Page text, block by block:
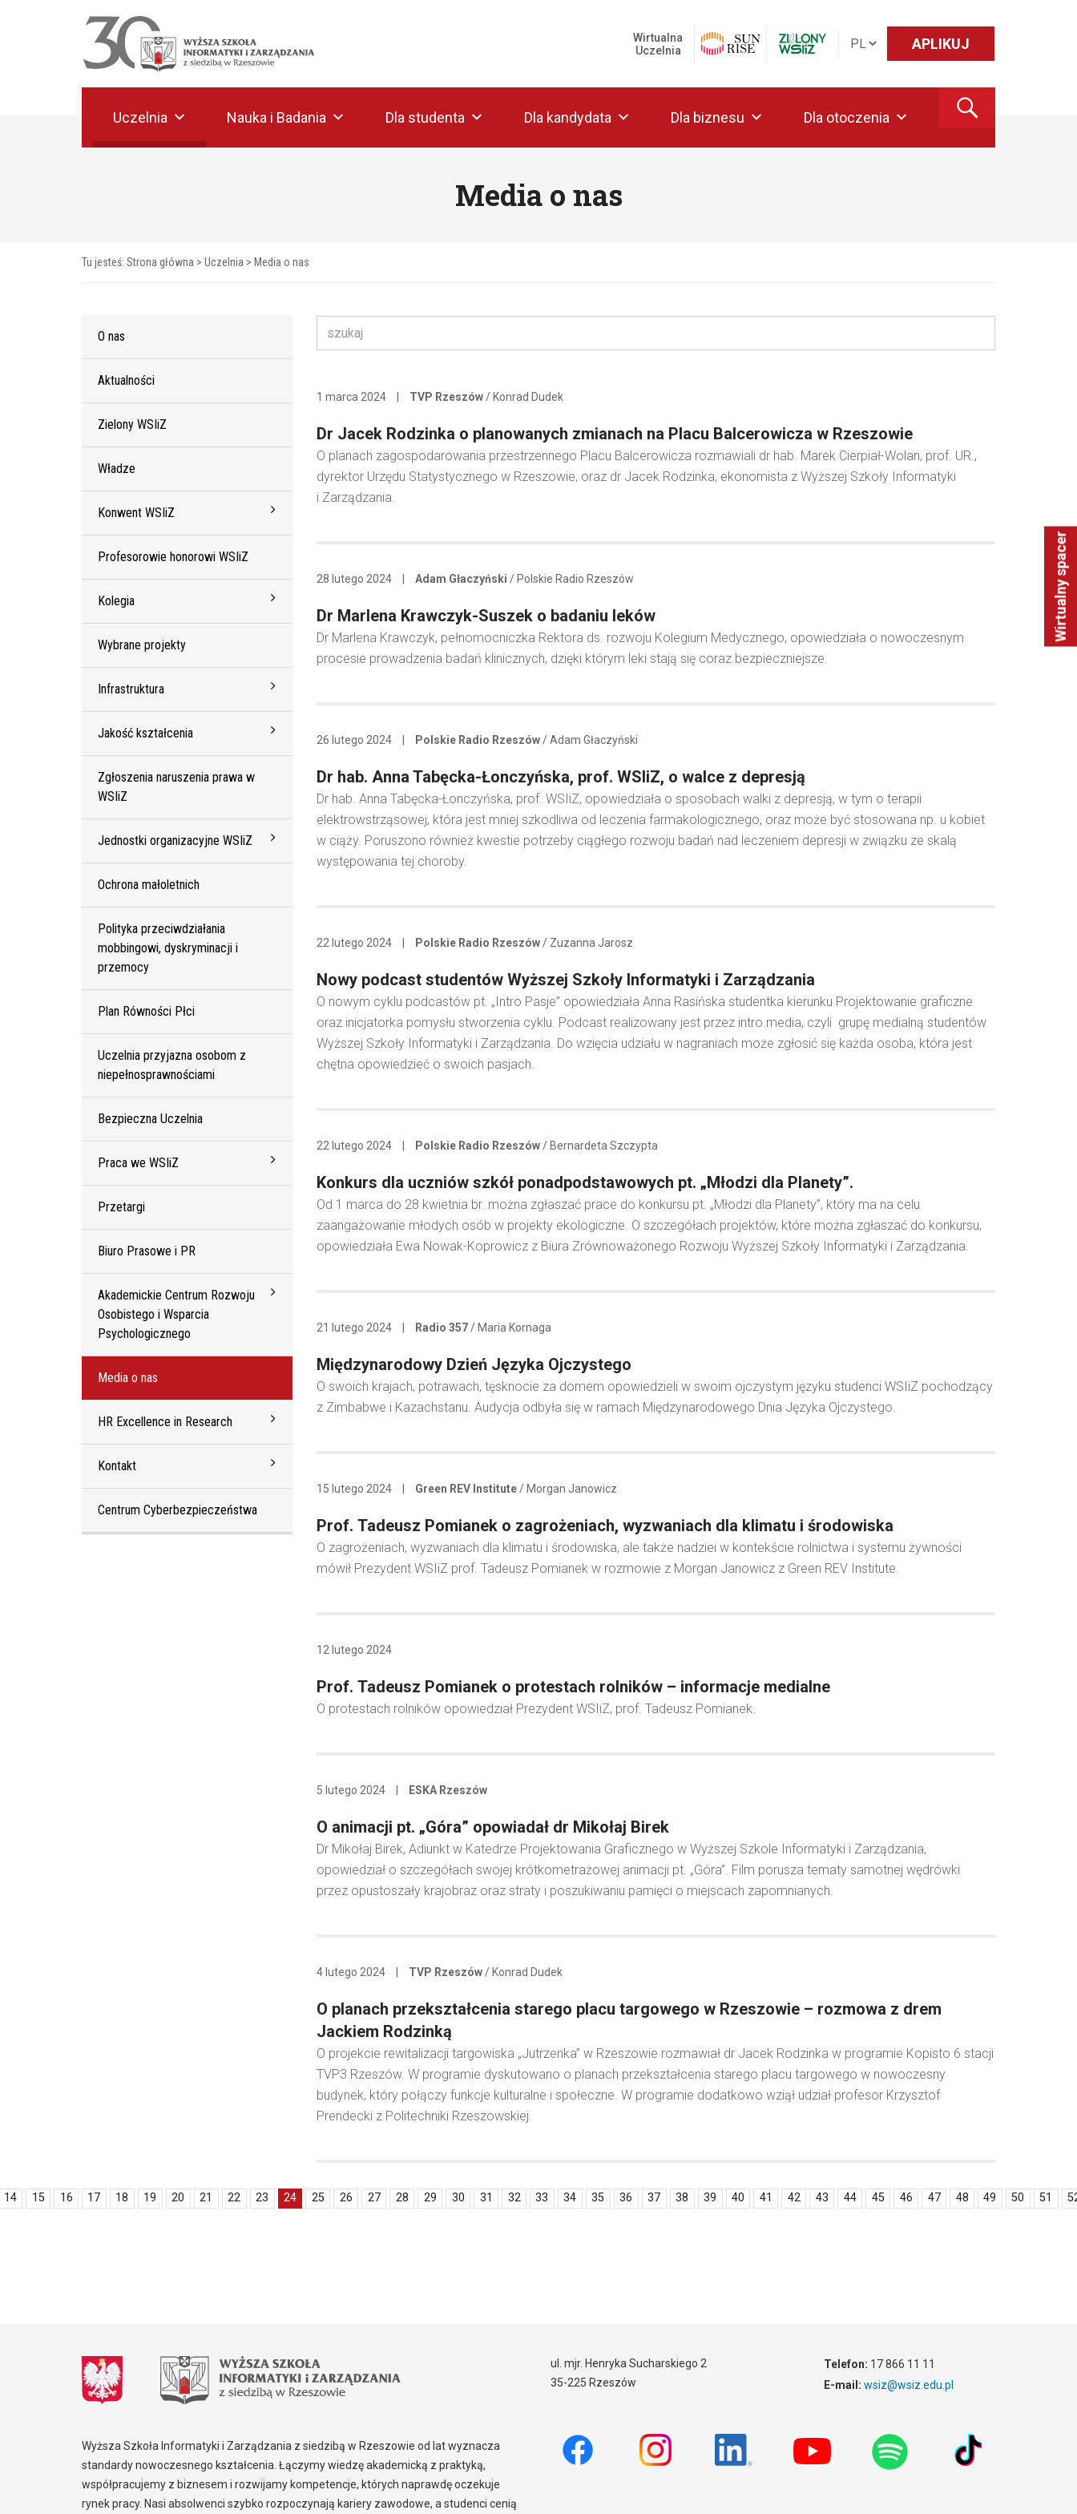
Wirtualny spacer
APLIKUJ
Wirtualna
Uczelnia
Uczelnia Nauka i Badania Dla studenta Dla kandydata Dla biznesu Dla otoczenia
Media o nas
Tu jesteś: Strona główna > Uczelnia > Media o nas
O nas
Aktualności
Zielony WSIiZ
Władze
Konwent WSIiZ
Profesorowie honorowi WSIiZ
Kolegia
Wybrane projekty
Infrastruktura
Jakość kształcenia
Zgłoszenia naruszenia prawa w
WSIiZ
Jednostki organizacyjne WSIiZ
Ochrona małoletnich
Polityka przeciwdziałania
mobbingowi, dyskryminacji i
przemocy
Plan Równości Płci
Uczelnia przyjazna osobom z
niepełnosprawnościami
Bezpieczna Uczelnia
Praca we WSIiZ
Przetargi
Biuro Prasowe i PR
Akademickie Centrum Rozwoju
Osobistego i Wsparcia
Psychologicznego
Media o nas
HR Excellence in Research
Kontakt
Centrum Cyberbezpieczeństwa
1 marca 2024 TVP Rzeszów/ Konrad Dudek
Dr Jacek Rodzinka o planowanych zmianach na Placu Balcerowicza w Rzeszowie
O planach zagospodarowania przestrzennego Placu Balcerowicza rozmawiali dr hab. Marek Cierpiał-Wolan, prof. UR.,
dyrektor Urzędu Statystycznego w Rzeszowie, oraz dr Jacek Rodzinka, ekonomista z Wyższej Szkoły Informatyki
i Zarządzania.
28 lutego 2024 Adam Głaczyński / Polskie Radio Rzeszów
Dr Marlena Krawczyk-Suszek o badaniu leków
Dr Marlena Krawczyk, pełnomocniczka Rektora ds. rozwoju Kolegium Medycznego, opowiedziała o nowoczesnym
procesie prowadzenia badań klinicznych, dzięki którym leki stają się coraz bezpieczniejsze.
26 lutego 2024 Polskie Radio Rzeszów/ Adam Głaczyński
Dr hab. Anna Tabęcka-Łonczyńska, prof. WSIiZ, o walce z depresją
Dr hab. Anna Tabęcka-Łonczyńska, prof. WSIiZ, opowiedziała o sposobach walki z depresją, w tym o terapii
elektrowstrząsowej, która jest mniej szkodliwa od leczenia farmakologicznego, oraz może być stosowana np. u kobiet
w ciąży. Poruszono również kwestie potrzeby ciągłego rozwoju badań nad leczeniem depresji w związku ze skalą
występowania tej choroby.
22 lutego 2024 Polskie Radio Rzeszów/ Zuzanna Jarosz
Nowy podcast studentów Wyższej Szkoły Informatyki i Zarządzania
O nowym cyklu podcastów pt. „Intro Pasje” opowiedziała Anna Rasińska studentka kierunku Projektowanie graficzne
oraz inicjatorka pomysłu stworzenia cyklu. Podcast realizowany jest przez intro.media, czyli grupę medialną studentów
Wyższej Szkoły Informatyki i Zarządzania. Do wzięcia udziału w nagraniach może zgłosić się każda osoba, która jest
chętna opowiedzieć o swoich pasjach.
22 lutego 2024 Polskie Radio Rzeszów/ Bernardeta Szczypta
Konkurs dla uczniów szkół ponadpodstawowych pt. „Młodzi dla Planety”.
Od 1 marca do 28 kwietnia br. można zgłaszać prace do konkursu pt. „Młodzi dla Planety”, który ma na celu
zaangażowanie młodych osób w projekty ekologiczne. O szczegółach projektów, które można zgłaszać do konkursu,
opowiedziała Ewa Nowak-Koprowicz z Biura Zrównoważonego Rozwoju Wyższej Szkoły Informatyki i Zarządzania.
21 lutego 2024 Radio 357/ Maria Kornaga
Międzynarodowy Dzień Języka Ojczystego
O swoich krajach, potrawach, tęsknocie za domem opowiedzieli w swoim ojczystym języku studenci WSIiZ pochodzący
z Zimbabwe i Kazachstanu. Audycja odbyła się w ramach Międzynarodowego Dnia Języka Ojczystego.
15 lutego 2024 Green REV Institute/ Morgan Janowicz
Prof. Tadeusz Pomianek o zagrożeniach, wyzwaniach dla klimatu i środowiska
O zagrożeniach, wyzwaniach dla klimatu i środowiska, ale także nadziei w kontekście rolnictwa i systemu żywności
mówił Prezydent WSIiZ prof. Tadeusz Pomianek w rozmowie z Morgan Janowicz z Green REV Institute.
12 lutego 2024
Prof. Tadeusz Pomianek o protestach rolników – informacje medialne
O protestach rolników opowiedział Prezydent WSIiZ, prof. Tadeusz Pomianek.
5 lutego 2024 ESKA Rzeszów
O animacji pt. „Góra” opowiadał dr Mikołaj Birek
Dr Mikołaj Birek, Adiunkt w Katedrze Projektowania Graficznego w Wyższej Szkole Informatyki i Zarządzania,
opowiedział o szczegółach swojej krótkometrażowej animacji pt. „Góra”. Film porusza tematy samotnej wędrówki
przez opustoszały krajobraz oraz straty i poszukiwaniu pamięci o miejscach zapomnianych.
4 lutego 2024 TVP Rzeszów/ Konrad Dudek
O planach przekształcenia starego placu targowego w Rzeszowie – rozmowa z drem
Jackiem Rodzinką
O projekcie rewitalizacji targowiska „Jutrzenka” w Rzeszowie rozmawiał dr Jacek Rodzinka w programie Kopisto 6 stacji
TVP3 Rzeszów. W programie dyskutowano o planach przekształcenia starego placu targowego w nowoczesny
budynek, który połączy funkcje kulturalne i społeczne. W programie dodatkowo wziął udział profesor Krzysztof
Prendecki z Politechniki Rzeszowskiej.
14 15 16 17 18 19 20 21 22 23 24 25 26 27 28 29 30 31 32 33 34 35 36 37 38 39 40 41 42 43 44 45 46 47 48 49 50 51
Wyższa Szkoła Informatyki i Zarządzania z siedzibą w Rzeszowie od lat wyznacza
standardy nowoczesnego kształcenia. Łączymy wiedzę akademicką z praktyką,
współpracujemy z biznesem i rozwijamy kompetencje, których naprawdę oczekuje
rynek pracy. Nasi absolwenci szybko rozpoczynają kariery zawodowe, a studenci cenią
ul. mjr. Henryka Sucharskiego 2
35-225 Rzeszów
Telefon: 17 866 11 11
E-mail: wsiz@wsiz.edu.pl